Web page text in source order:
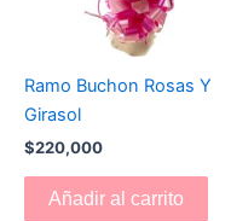
Ramo Buchon Rosas Y
Girasol
$220,000
Añadir al carrito